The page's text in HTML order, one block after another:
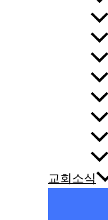
교회소식